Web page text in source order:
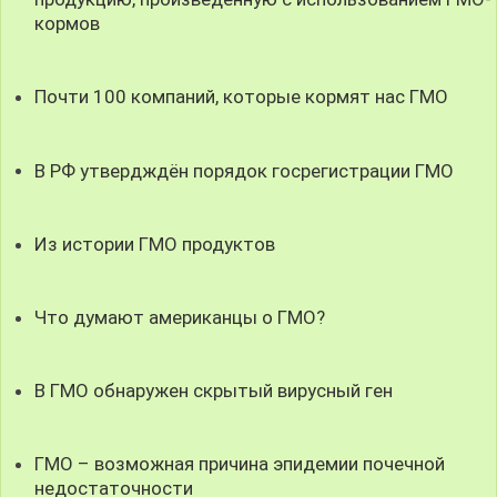
кормов
Почти 100 компаний, которые кормят нас ГМО
В РФ утвердждён порядок госрегистрации ГМО
Из истории ГМО продуктов
Что думают американцы о ГМО?
В ГМО обнаружен скрытый вирусный ген
ГМО – возможная причина эпидемии почечной
недостаточности